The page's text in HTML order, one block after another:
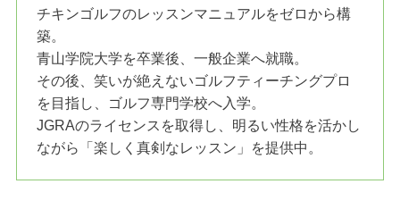
チキンゴルフのレッスンマニュアルをゼロから構
築。
青山学院大学を卒業後、一般企業へ就職。
その後、笑いが絶えないゴルフティーチングプロ
を目指し、ゴルフ専門学校へ入学。
JGRAのライセンスを取得し、明るい性格を活かし
ながら「楽しく真剣なレッスン」を提供中。